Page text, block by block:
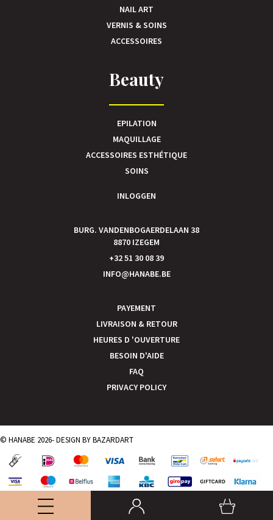
NAIL ART
VERNIS & SOINS
ACCESSOIRES
Beauty
EPILATION
MAQUILLAGE
ACCESSOIRES ESTHÉTIQUE
SOINS
INLOGGEN
BURG. VANDENBOGAERDELAAN 38
8870 IZEGEM
+32 51 30 08 39
INFO@HANABE.BE
PAYEMENT
LIVRAISON & RETOUR
HEURES D 'OUVERTURE
BESOIN D'AIDE
FAQ
PRIVACY POLICY
© HANABE 2026- DESIGN BYBAZARDART